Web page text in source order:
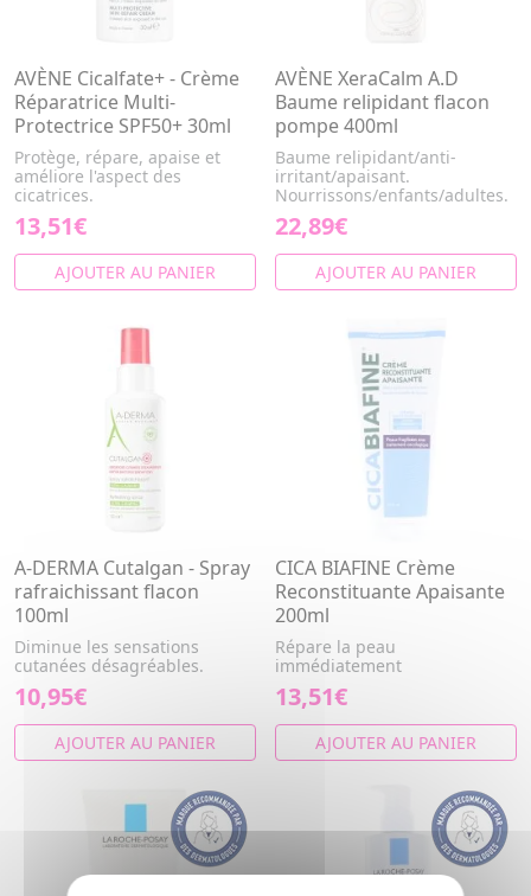
AVÈNE Cicalfate+ - Crème
Réparatrice Multi-
Protectrice SPF50+ 30ml
Protège, répare, apaise et
améliore l'aspect des
cicatrices.
13,51€
AJOUTER AU PANIER
AVÈNE XeraCalm A.D
Baume relipidant flacon
pompe 400ml
Baume relipidant/anti-
irritant/apaisant.
Nourrissons/enfants/adultes.
22,89€
AJOUTER AU PANIER
A-DERMA Cutalgan - Spray
rafraichissant flacon
100ml
Diminue les sensations
cutanées désagréables.
10,95€
AJOUTER AU PANIER
CICA BIAFINE Crème
Reconstituante Apaisante
200ml
Répare la peau
immédiatement
13,51€
AJOUTER AU PANIER